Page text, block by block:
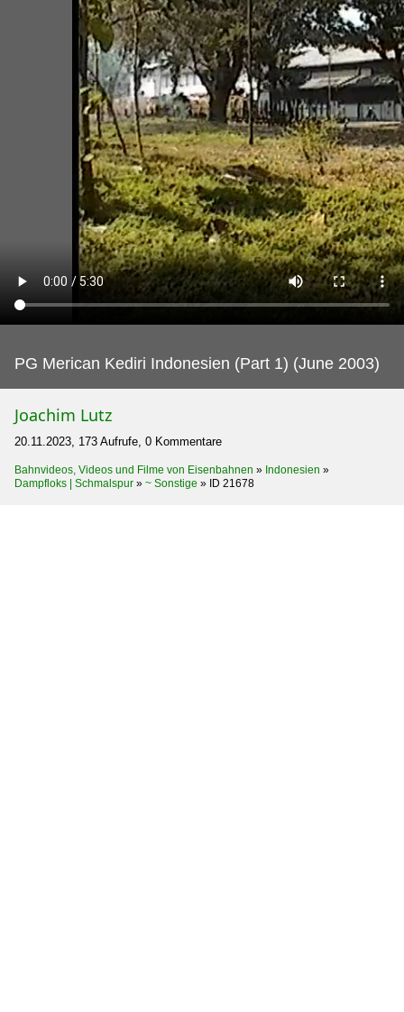
PG Merican Kediri Indonesien (Part 1) (June 2003)
Joachim Lutz
20.11.2023, 173 Aufrufe, 0 Kommentare
Bahnvideos, Videos und Filme von Eisenbahnen » Indonesien »
Dampfloks | Schmalspur » ~ Sonstige » ID 21678